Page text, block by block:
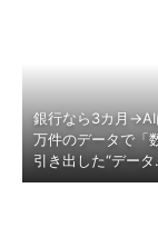
銀行なら3カ月
万件のデータで「
引き出した“データ